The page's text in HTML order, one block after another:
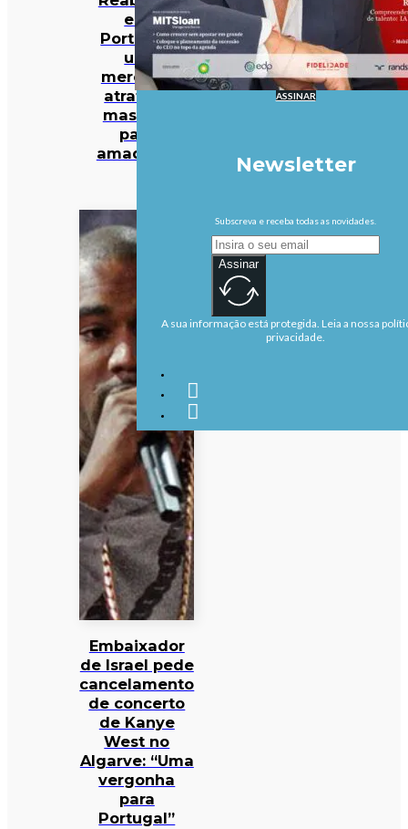
em
Portugal:
um
mercado
atrativo,
mas não
para
amadores
Embaixador
de Israel pede
cancelamento
de concerto
de Kanye
West no
Algarve: “Uma
vergonha
para
Portugal”
ASSINAR
Newsletter
Subscreva e receba todas as novidades.
Assinar
A sua informação está protegida. Leia a nossa
privacidade.